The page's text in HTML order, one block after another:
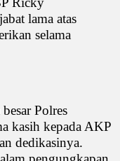
lama atas
selama
Polres
kasih kepada AKP
dedikasinya.